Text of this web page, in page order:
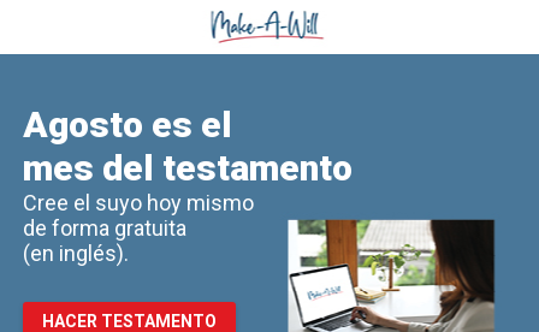
Agosto es el
mes del testamento
Cree el suyo hoy mismo
de forma gratuita
(en inglés).
HACER TESTAMENTO